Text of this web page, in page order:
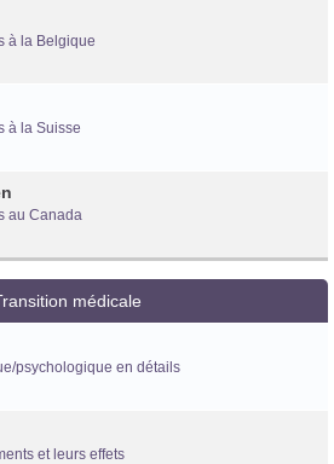
à la Belgique
à la Suisse
au Canada
médicale
psychologique en détails
et leurs effets